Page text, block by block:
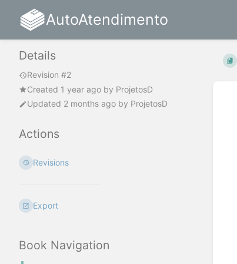
AutoAtendimento
Details
Revision #2
Created 1 year ago by ProjetosD
Updated 2 months ago by ProjetosD
Actions
Revisions
Export
Book Navigation